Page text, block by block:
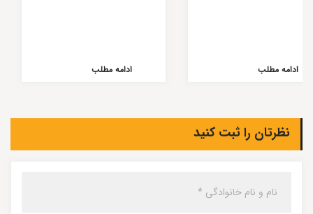
ادامه مطلب ادامه مطلب
نظرتان را ثبت کنید